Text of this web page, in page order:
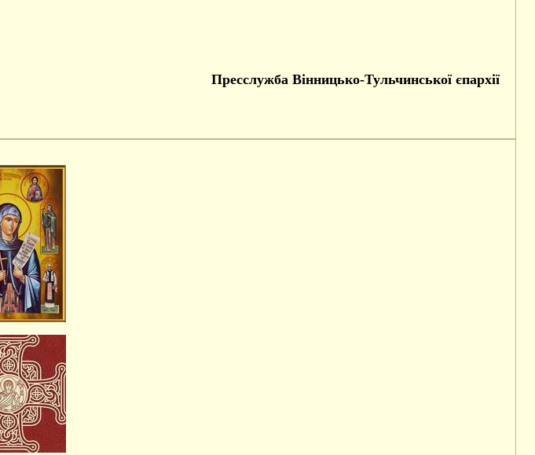
Пресслужба Вінницько-Тульчинської єпархії